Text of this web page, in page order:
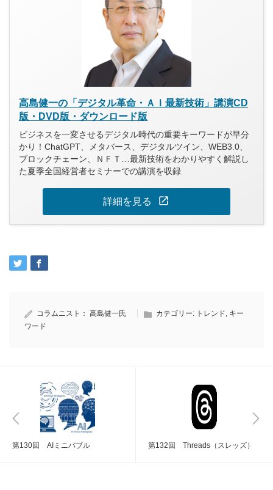
高島健一の「デジタル革命・ＡＩ最新技術」講演CD
版・DVD版・ダウンロード版
ビジネスを一変させるデジタル時代の重要キーワードが早分
かり！ChatGPT、メタバース、デジタルツイン、WEB3.0、
ブロックチェーン、ＮＦＴ…最新技術をわかりやすく解説し
た夏季全国経営者セミナーでの講演を収録
詳細を見る open_in_new
コラムニスト： 高島健一氏 カテゴリー: トレンド キー
ワード
第130回 AIミニバブル 第132回 Threads（スレッズ）